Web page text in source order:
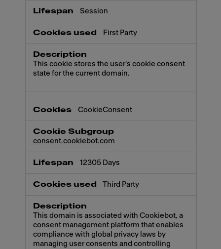
Session
First Party
This cookie stores the user's cookie consent
state for the current domain.
CookieConsent
consent.cookiebot.com
12305 Days
Third Party
This domain is associated with Cookiebot, a
consent management platform that enables
compliance with global privacy laws by
managing user consents and controlling